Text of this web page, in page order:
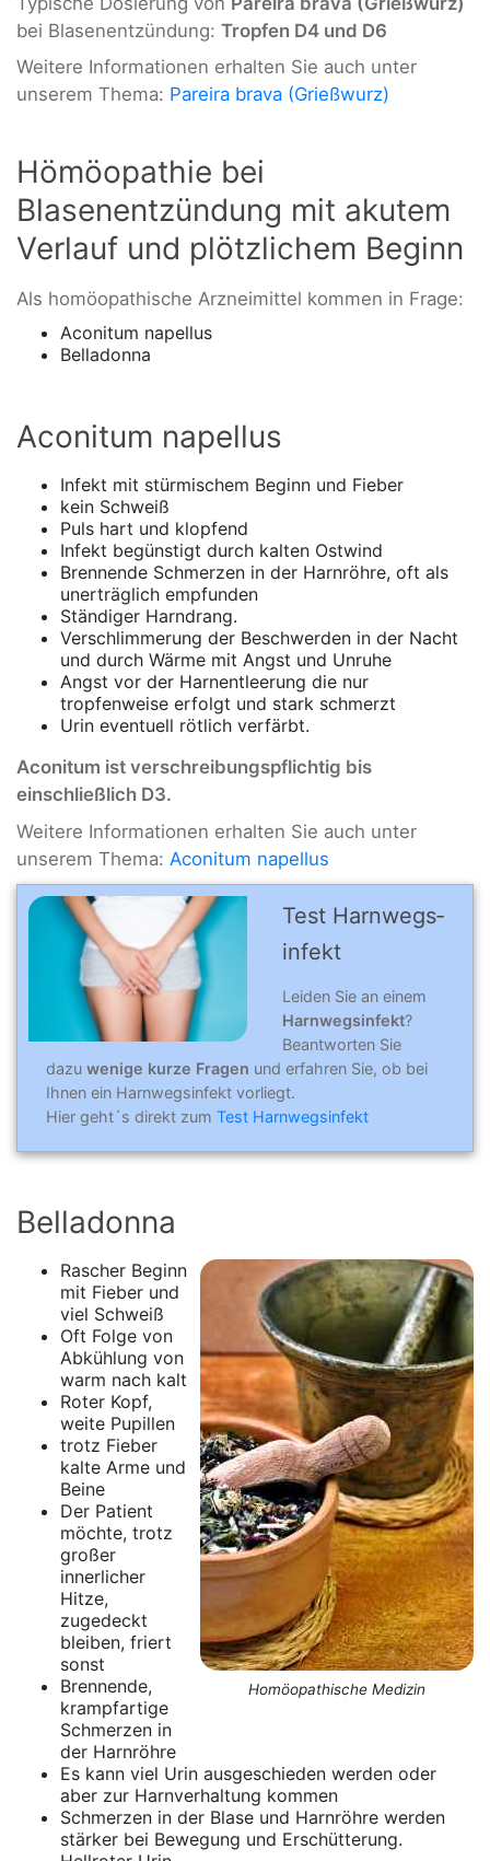
bei Blasenentzündung: Tropfen D4 und D6
Weitere Informationen erhalten Sie auch unter
unserem Thema: Pareira brava (Grießwurz)
Hömöopathie bei
Blasenentzündung mit akutem
Verlauf und plötzlichem Beginn
Als homöopathische Arzneimittel kommen in Frage:
Aconitum napellus
Belladonna
Aconitum napellus
Infekt mit stürmischem Beginn und Fieber
kein Schweiß
Puls hart und klopfend
Infekt begünstigt durch kalten Ostwind
Brennende Schmerzen in der Harnröhre, oft als
unerträglich empfunden
Ständiger Harndrang.
Verschlimmerung der Beschwerden in der Nacht
und durch Wärme mit Angst und Unruhe
Angst vor der Harnentleerung die nur
tropfenweise erfolgt und stark schmerzt
Urin eventuell rötlich verfärbt.
Aconitum ist verschreibungspflichtig bis
einschließlich D3.
Weitere Informationen erhalten Sie auch unter
unserem Thema: Aconitum napellus
Test Harn­wegs­
in­fekt
Leiden Sie an einem
Harnwegsinfekt?
Beantworten Sie
dazu wenige kurze Fragen und erfahren Sie, ob bei
Ihnen ein Harnwegsinfekt vorliegt.
Hier geht´s direkt zum Test Harnwegsinfekt
Belladonna
Homöopathische Medizin
Rascher Beginn
mit Fieber und
viel Schweiß
Oft Folge von
Abkühlung von
warm nach kalt
Roter Kopf,
weite Pupillen
trotz Fieber
kalte Arme und
Beine
Der Patient
möchte, trotz
großer
innerlicher
Hitze,
zugedeckt
bleiben, friert
sonst
Brennende,
krampfartige
Schmerzen in
der Harnröhre
Es kann viel Urin ausgeschieden werden oder
aber zur Harnverhaltung kommen
Schmerzen in der Blase und Harnröhre werden
stärker bei Bewegung und Erschütterung.